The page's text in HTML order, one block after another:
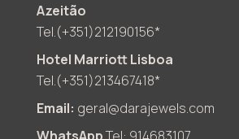
Azeitão
Tel.(+351)212190156*
Hotel Marriott Lisboa
Tel.(+351)213467418*
Email: geral@darajewels.com